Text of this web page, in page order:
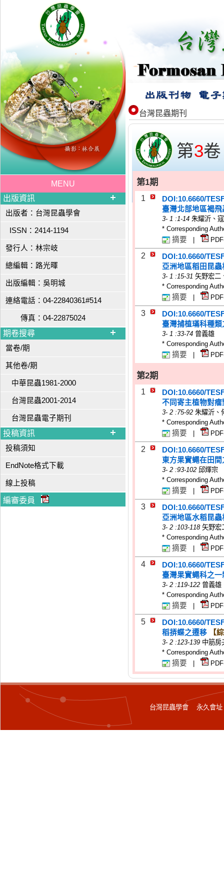
MENU
出版資訊
出版者：台灣昆蟲學會
ISSN：2414-1194
發行人：林宗岐
總編輯：路光暉
出版編輯：吳明城
連絡電話：04-22840361#514
傳真：04-22875024
期卷搜尋
當卷/期
其他卷/期
中華昆蟲1981-2000
台灣昆蟲2001-2014
台灣昆蟲電子期刊
投稿資訊
投稿須知
EndNote格式下載
線上投稿
編審委員
台灣昆蟲期刊
第3卷
第1期
1
DOI:10.6660/
臺灣北部地區褐
3- 1 :1-14 朱耀沂、
* Corresponding
摘要
2
DOI:10.6660/
亞洲地區稻田昆
3- 1 :15-31 矢野宏二
* Corresponding
摘要
3
DOI:10.6660/
臺灣捕植璊科種
3- 1 :33-74 曾義雄
* Corresponding
摘要
第2期
1
DOI:10.6660/
不同寄主植物對
3- 2 :75-92 朱耀沂、
* Corresponding
摘要
2
DOI:10.6660/
東方果實蠅在田
3- 2 :93-102 邱煇宗
* Corresponding
摘要
3
DOI:10.6660/
亞洲地區水稻昆
3- 2 :103-118 矢野宏
* Corresponding
摘要
4
DOI:10.6660/
臺灣果實蠅科之
3- 2 :119-122 曾義雄
* Corresponding
摘要
5
DOI:10.6660/
稻挵蝶之遷移
【
3- 2 :123-139 中筋房
* Corresponding
摘要
台灣昆蟲學會 永久會址